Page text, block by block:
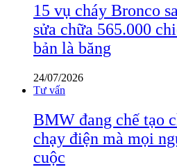
15 vụ cháy Bronco
sửa chữa 565.000
bản là băng
24/07/2026
Tư vấn
BMW đang chế tạo
chạy điện mà mọi
cuộc